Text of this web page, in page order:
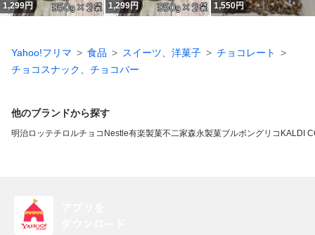
1,299円 1,299円 1,550円
Yahoo!フリマ 食品 スイーツ、洋菓子
チョコレート
チョコスナック、チョコバー
他のブランドから探す
明治ロッテチロルチョコ Nestle有楽製菓不二家森永製菓ブルボングリコ KALDI